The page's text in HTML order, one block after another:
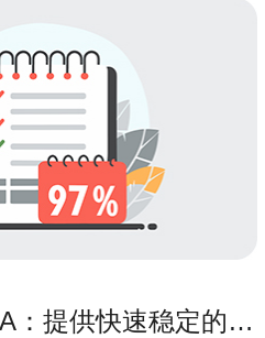
：提供快速稳定的网